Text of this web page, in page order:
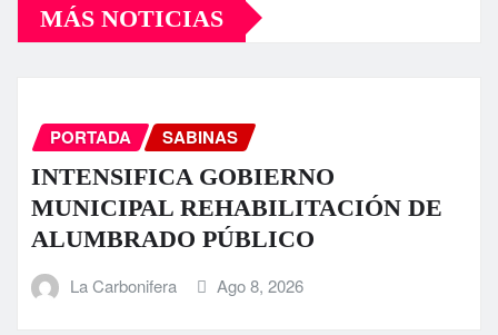
MÁS NOTICIAS
PORTADA SABINAS
INTENSIFICA GOBIERNO
MUNICIPAL REHABILITACIÓN DE
ALUMBRADO PÚBLICO
La Carbonifera Ago 8, 2026